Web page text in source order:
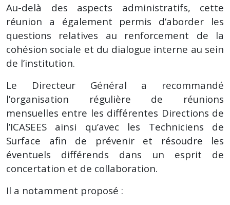
Au-delà des aspects administratifs, cette
réunion a également permis d’aborder les
questions relatives au renforcement de la
cohésion sociale et du dialogue interne au sein
de l’institution.
Le Directeur Général a recommandé
l’organisation régulière de réunions
mensuelles entre les différentes Directions de
l’ICASEES ainsi qu’avec les Techniciens de
Surface afin de prévenir et résoudre les
éventuels différends dans un esprit de
concertation et de collaboration.
Il a notamment proposé :